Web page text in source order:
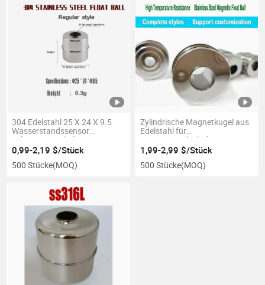
304 Edelstahl 25 X 24 X 9.5
Wasserstandssensor
Schwimmerschalter
Magnetkugel
0,99-2,19 $/Stück
500 Stücke(MOQ)
Zylindrische Magnetkugel aus
Edelstahl für
Wasserstandschalter
1,99-2,99 $/Stück
500 Stücke(MOQ)